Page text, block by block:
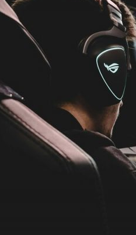
Deportes
Opinión
Señal 2